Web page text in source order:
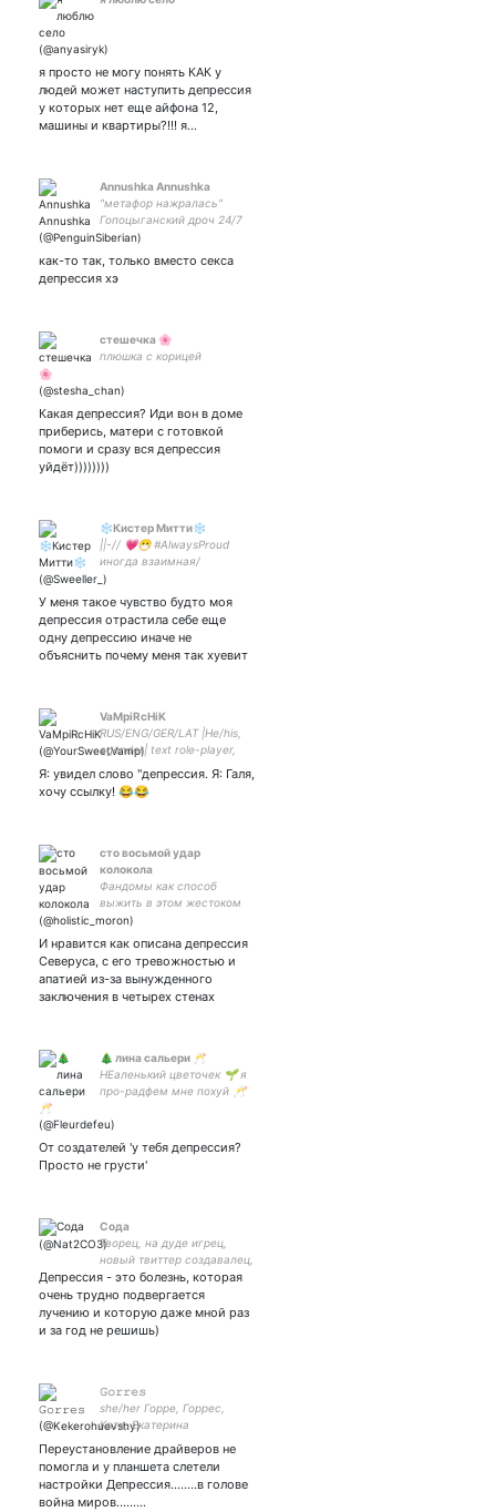
я просто не могу понять КАК у
людей может наступить депрессия
у которых нет еще айфона 12,
машины и квартиры?!!! я…
Annushka Annushka
"метафор нажралась"
Гопоцыганский дроч 24/7
На пиво: 5469 3800 4893
как-то так, только вместо секса
депрессия хэ
стешечка 🌸
плюшка с корицей
Какая депрессия? Иди вон в доме
приберись, матери с готовкой
помоги и сразу вся депрессия
уйдёт))))))))
❄️Кистер Митти❄️
||-// 💗😷 #AlwaysProud
иногда взаимная/
фандомная/терф на
У меня такое чувство будто моя
депрессия отрастила себе еще
одну депрессию иначе не
объяснить почему меня так хуевит
VaMpiRcHiK
RUS/ENG/GER/LAT |He/his,
agender| text role-player,
historian| INFJ/ЭИИ (Дост.),
ЛВФЭ | VTM Toreador
Я: увидел слово "депрессия. Я: Галя,
хочу ссылку! 😂😂
сто восьмой удар
колокола
Фандомы как способ
выжить в этом жестоком
мире. Не трогайте мой
вас. 🔥Фаза горения:
гарепотер, старость и
снарри | 18+
И нравится как описана депрессия
Северуса, с его тревожностью и
апатией из-за вынужденного
заключения в четырех стенах
🎄 лина сальери 🥂
НЕаленький цветочек 🌱 я
про-радфем мне похуй 🥂
абортирую|| за себя и за
Сашку Гамильтона 🗽
мюзиклы, чай и котики ♡(
◡‿◡ )
От создателей 'у тебя депрессия?
Просто не грусти'
Coда
Творец, на дуде игрец,
новый твиттер создавалец,
21 год, скоро пойду
работать на завод Почему
ты лайкаешь мои твиты, но
не подписываешься? Мне
грустно
Депрессия - это болезнь, которая
очень трудно подвергается
лучению и которую даже мной раз
и за год не решишь)
𝙶𝚘𝚛𝚛𝚎𝚜
she/her Горре, Горрес,
Катя, Екатерина
которого дома кличка
«Робот»
Переустановление драйверов не
помогла и у планшета слетели
настройки Депрессия........в голове
война миров.........